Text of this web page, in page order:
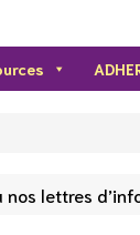
nos lettres